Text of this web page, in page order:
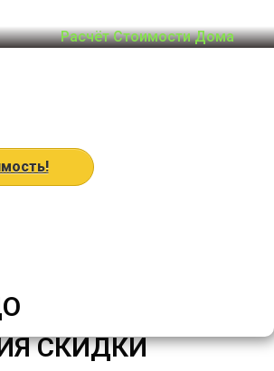
Расчёт Стоимости Дома
СКИДКИ